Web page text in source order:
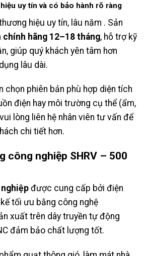
uy tín và có bảo hành rõ ràng
hiệu uy tín, lâu năm . Sản
chính hãng 12–18 tháng, hỗ trợ kỹ
giúp quý khách yên tâm hơn
lâu dài.
chọn phiên bản phù hợp diện tích
điện hay môi trường cụ thể (ẩm,
lòng liên hệ nhân viên tư vấn để
chi tiết hơn.
công nghiệp SHRV – 500
được cung cấp bởi điện
tối ưu bằng công nghệ
xuất trên dây truyền tự động
đảm bảo chất lượng tốt.